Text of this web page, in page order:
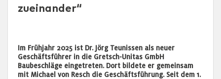
zueinander“
Im Frühjahr 2025 ist Dr. Jörg Teunissen als neuer
Geschäftsführer in die Gretsch-Unitas GmbH
Baubeschläge eingetreten. Dort bildete er gemeinsam
mit Michael von Resch die Geschäftsführung. Seit dem 1.